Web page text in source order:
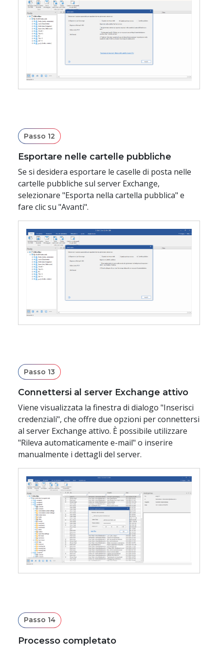
Passo 12
Esportare nelle cartelle pubbliche
Se si desidera esportare le caselle di posta nelle
cartelle pubbliche sul server Exchange,
selezionare "Esporta nella cartella pubblica" e
fare clic su "Avanti".
Passo 13
Connettersi al server Exchange attivo
Viene visualizzata la finestra di dialogo "Inserisci
credenziali", che offre due opzioni per connettersi
al server Exchange attivo. È possibile utilizzare
"Rileva automaticamente e-mail" o inserire
manualmente i dettagli del server.
Passo 14
Processo completato